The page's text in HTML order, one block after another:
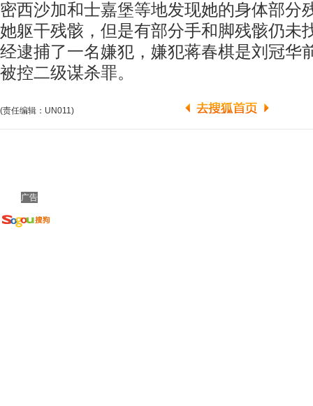
密西沙加和士嘉堡等地发现她的身体部分
她躯干残骸，但是有部分手和脚残骸仍未
经逮捕了一名嫌犯，嫌犯蒋春棋是刘冠华
被控二级谋杀罪。
(责任编辑：UN011)
广告